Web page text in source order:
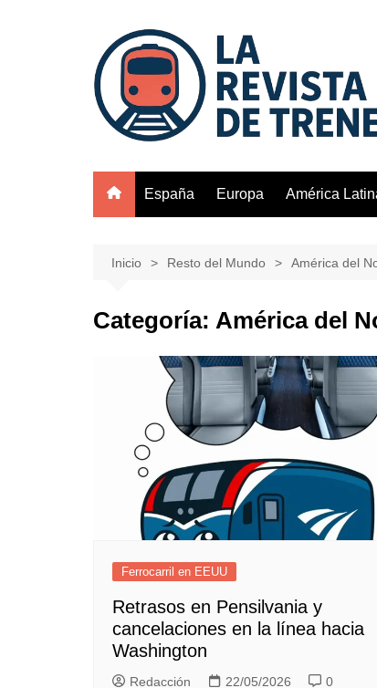
España Europa América
Inicio Resto del Mundo América del
Categoría: América del
Ferrocarril en EEUU
Retrasos en Pensilvania y
cancelaciones en la línea hacia
Washington
Redacción 22/05/2026 0